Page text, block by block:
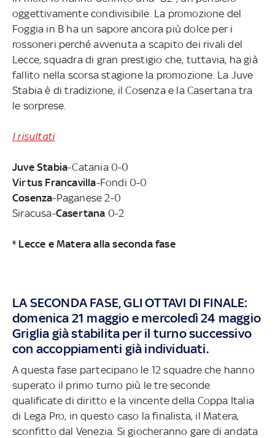
oggettivamente condivisibile. La promozione del
Foggia in B ha un sapore ancora più dolce per i
rossoneri perché avvenuta a scapito dei rivali del
Lecce, squadra di gran prestigio che, tuttavia, ha già
fallito nella scorsa stagione la promozione. La Juve
Stabia è di tradizione, il Cosenza e la Casertana tra
le sorprese.
I risultati
Juve Stabia-Catania 0-0
Virtus Francavilla-Fondi 0-0
Cosenza-Paganese 2-0
Siracusa-Casertana 0-2
* Lecce e Matera alla seconda fase
LA SECONDA FASE, GLI OTTAVI DI FINALE:
domenica 21 maggio e mercoledì 24 maggio
Griglia già stabilita per il turno successivo
con accoppiamenti già individuati.
A questa fase partecipano le 12 squadre che hanno
superato il primo turno più le tre seconde
qualificate di diritto e la vincente della Coppa Italia
di Lega Pro, in questo caso la finalista, il Matera,
sconfitto dal Venezia. Si giocheranno gare di andata